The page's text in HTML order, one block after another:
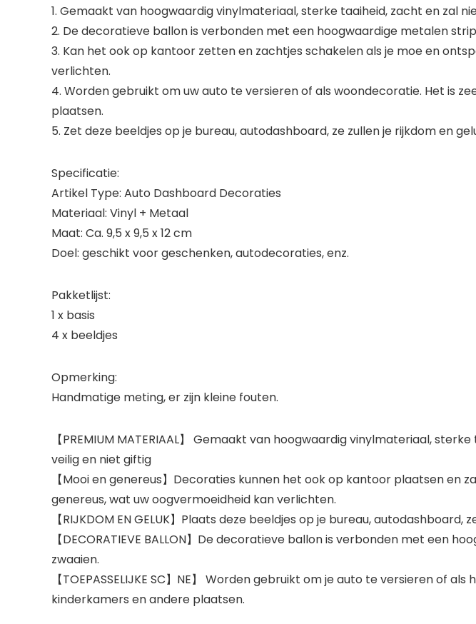
1. Gemaakt van hoogwaardig vinylmateriaal, sterke taaiheid, zacht en zal
2. De decoratieve ballon is verbonden met een hoogwaardige metalen
3. Kan het ook op kantoor zetten en zachtjes schakelen als je moe en
verlichten.
4. Worden gebruikt om uw auto te versieren of als woondecoratie. Het is
plaatsen.
5. Zet deze beeldjes op je bureau, autodashboard, ze zullen je rijkdom en
Specificatie:
Artikel Type: Auto Dashboard Decoraties
Materiaal: Vinyl + Metaal
Maat: Ca. 9,5 x 9,5 x 12 cm
Doel: geschikt voor geschenken, autodecoraties, enz.
Pakketlijst:
1 x basis
4 x beeldjes
Opmerking:
Handmatige meting, er zijn kleine fouten.
【PREMIUM MATERIAAL】 Gemaakt van hoogwaardig vinylmateriaal,
veilig en niet giftig
【Mooi en genereus】Decoraties kunnen het ook op kantoor plaatsen en
genereus, wat uw oogvermoeidheid kan verlichten.
【RIJKDOM EN GELUK】Plaats deze beeldjes op je bureau,
【DECORATIEVE BALLON】De decoratieve ballon is verbonden met een
zwaaien.
【TOEPASSELIJKE SC】NE】 Worden gebruikt om je auto te versieren of
kinderkamers en andere plaatsen.